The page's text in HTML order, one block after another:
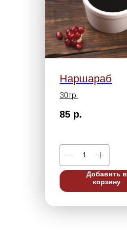
Наршараб
30гр.
85 р.
Добавить в
корзину